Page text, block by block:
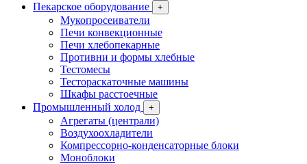
Пекарское оборудование
+
Мукопросеиватели
Печи конвекционные
Печи хлебопекарные
Противни и формы хлебные
Тестомесы
Тестораскаточные машины
Шкафы расстоечные
Промышленный холод
+
Агрегаты (централи)
Воздухоохладители
Компрессорно-конденсаторные блоки
Моноблоки